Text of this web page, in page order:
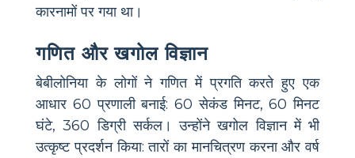
कारनामों पर गया था।
गणित और खगोल विज्ञान
बेबीलोनिया के लोगों ने गणित में प्रगति करते हुए एक
आधार 60 प्रणाली बनाई: 60 सेकंड मिनट, 60 मिनट
घंटे, 360 डिग्री सर्कल। उन्होंने खगोल विज्ञान में भी
उत्कृष्ट प्रदर्शन किया: तारों का मानचित्रण करना और वर्ष